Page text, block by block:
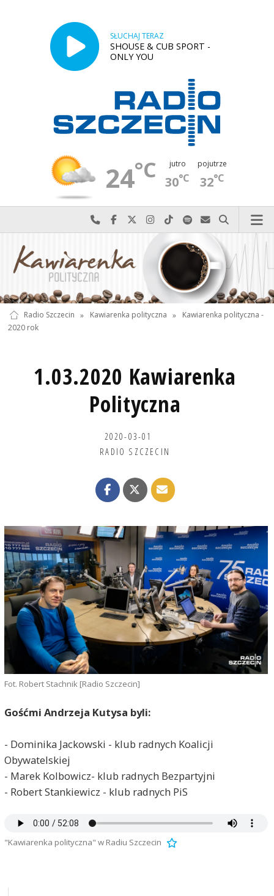
SŁUCHAJ TERAZ
SHOUSE & CUB SPORT -
ONLY YOU
24°C jutro
30°C
pojutrze
32°C
Najlepiej po prostu do nas zadzwoń
Odwiedź nas na Facebook-u
Odwiedź nas na X
Odwiedź nas na Instagram-ie
Odwiedź nas na TikTok-u
Szukaj nas na Spotify
Wyślij do nas
Szukaj
Radio Szczecin » Kawiarenka polityczna »
Kawiarenka polityczna -
2020 rok
1.03.2020 Kawiarenka
Polityczna
2020-03-01
RADIO SZCZECIN
Fot. Robert Stachnik [Radio Szczecin]
Gośćmi Andrzeja Kutysa byli:
- Dominika Jackowski - klub radnych Koalicji
Obywatelskiej
- Marek Kolbowicz- klub radnych Bezpartyjni
- Robert Stankiewicz - klub radnych PiS
"Kawiarenka polityczna" w Radiu Szczecin